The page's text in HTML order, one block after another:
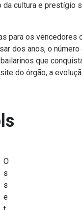
da cultura e prestígio
para os
dos anos, o
que
do órgão, a
O
s
s
e